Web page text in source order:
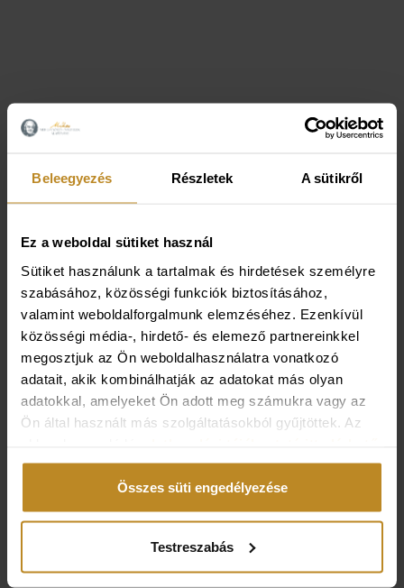
Beleegyezés Részletek A sütikről
Ez a weboldal sütiket használ
Sütiket használunk a tartalmak és hirdetések személyre
szabásához, közösségi funkciók biztosításához,
valamint weboldalforgalmunk elemzéséhez. Ezenkívül
közösségi média-, hirdető- és elemező partnereinkkel
megosztjuk az Ön weboldalhasználatra vonatkozó
adatait, akik kombinálhatják az adatokat más olyan
adatokkal, amelyeket Ön adott meg számukra vagy az
Ön által használt más szolgáltatásokból gyűjtöttek. Az
Összes süti engedélyezése
Testreszabás